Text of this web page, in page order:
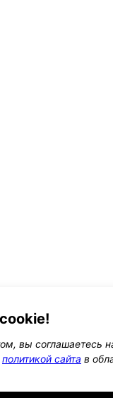
вы соглашаетесь
политикой сайта в